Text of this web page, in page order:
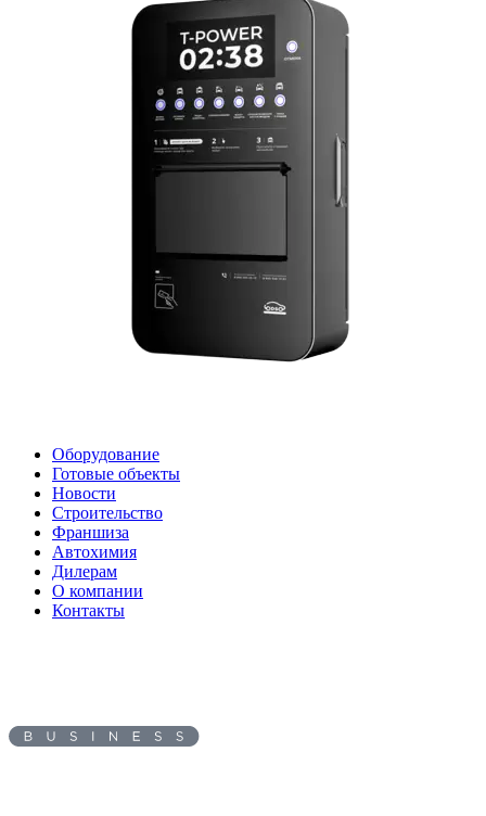
Оборудование
Готовые объекты
Новости
Строительство
Франшиза
Автохимия
Дилерам
О компании
Контакты